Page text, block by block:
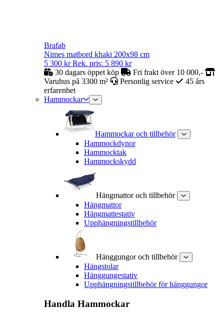
Brafab
Nimes matbord khaki 200x98 cm
5 300 kr Rek. pris: 5 890 kr
30 dagars öppet köp
Fri frakt över 10 000,-
Varuhus på 3300 m²
Personlig service
45 års
erfarenhet
Hammockar
Hammockar och tillbehör
Hammockdynor
Hammocktak
Hammockskydd
Hängmattor och tillbehör
Hängmattor
Hängmattestativ
Upphängningstillbehör
Hänggungor och tillbehör
Hängstolar
Hänggungestativ
Upphängningstillbehör för hänggungor
Handla Hammockar